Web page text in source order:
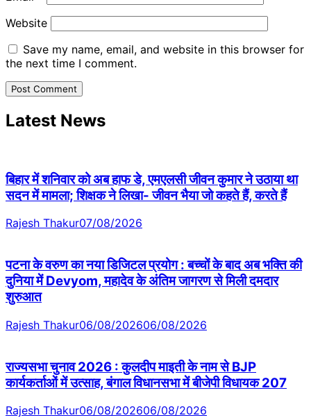
Website
Save my name, email, and website in this browser for
the next time I comment.
Latest News
बिहार में शनिवार को अब हाफ डे, एमएलसी जीवन कुमार ने उठाया था
सदन में मामला; शिक्षक ने लिखा- जीवन भैया जो कहते हैं, करते हैं
Rajesh Thakur07/08/2026
पटना के वरुण का नया डिजिटल प्रयोग : बच्चों के बाद अब भक्ति की
दुनिया में Devyom, महादेव के अंतिम जागरण से मिली दमदार
शुरुआत
Rajesh Thakur06/08/202606/08/2026
राज्यसभा चुनाव 2026 : कुलदीप माइती के नाम से BJP
कार्यकर्ताओं में उत्साह, बंगाल विधानसभा में बीजेपी विधायक 207
Rajesh Thakur06/08/202606/08/2026